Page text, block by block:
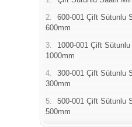
2.
600-001 Çift Sütunlu
600mm
3.
1000-001 Çift
1000mm
4.
300-001 Çift Sütunlu
300mm
5.
500-001 Çift Sütunlu
500mm